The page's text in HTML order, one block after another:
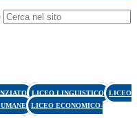
LICEO LINGUISTICO LICEO
LICEO ECONOMICO-